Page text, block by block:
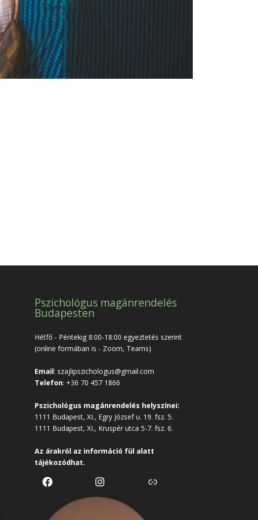
Pszichológus magánrendelés
Budapesten
Hétfő - Péntekig 8:00-18:00 egyeztetés szerint
(online formában is - Zoom, Teams)
Email: szajlipszichologus@gmail.com
Telefon: +36 70 457 1866
Pszichológus magánrendelés helyszínei:
1111 Budapest, XI., Egry József u. 19. fsz. 5.
1111 Budapest, XI., Kruspér utca 5-7. fsz. 6.
Az árakról az információ fül alatt
tájékozódhat.
Facebook InstagramLink